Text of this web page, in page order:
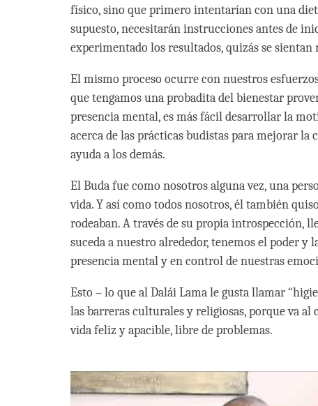
físico, sino que primero intentarían con una
supuesto, necesitarán instrucciones antes de
experimentado los resultados, quizás se
El mismo proceso ocurre con nuestros
que tengamos una probadita del bienestar
presencia mental, es más fácil desarrollar la
acerca de las prácticas budistas para mejorar la
ayuda a los demás.
El Buda fue como nosotros alguna vez, una
vida. Y así como todos nosotros, él también
rodeaban. A través de su propia introspección,
suceda a nuestro alrededor, tenemos el poder y
presencia mental y en control de nuestras
Esto – lo que al Dalái Lama le gusta llamar
las barreras culturales y religiosas, porque va al
vida feliz y apacible, libre de problemas.